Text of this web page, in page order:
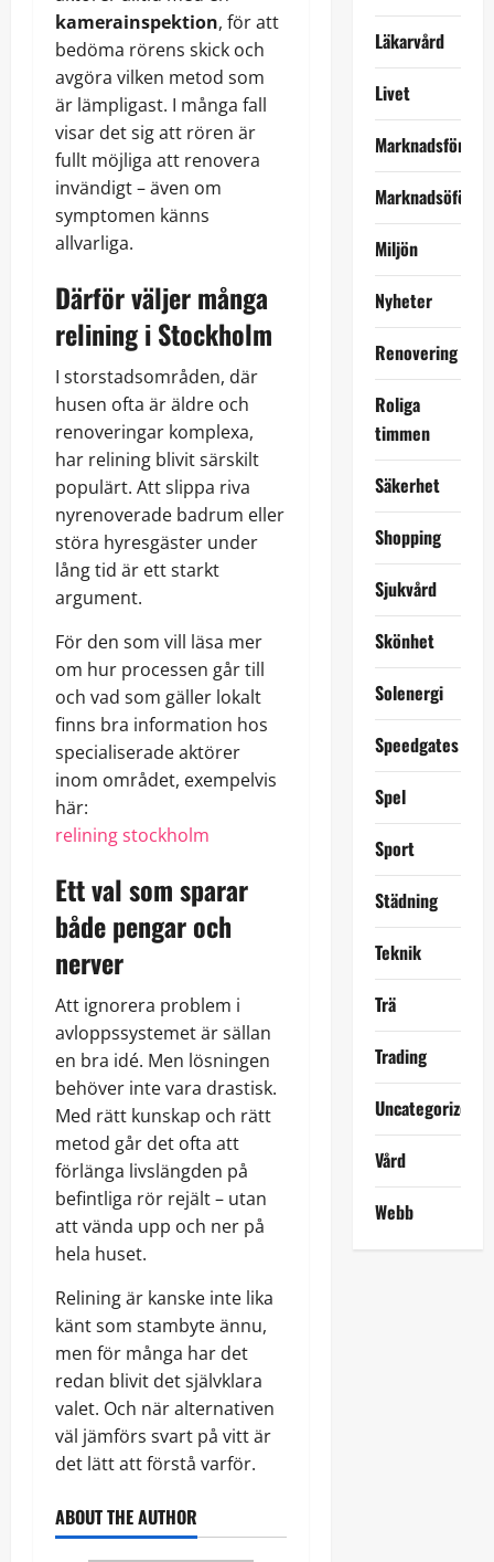
kamerainspektion, för att
bedöma rörens skick och
avgöra vilken metod som
är lämpligast. I många fall
visar det sig att rören är
fullt möjliga att renovera
invändigt – även om
symptomen känns
allvarliga.
Därför väljer många
relining i Stockholm
I storstadsområden, där
husen ofta är äldre och
renoveringar komplexa,
har relining blivit särskilt
populärt. Att slippa riva
nyrenoverade badrum eller
störa hyresgäster under
lång tid är ett starkt
argument.
För den som vill läsa mer
om hur processen går till
och vad som gäller lokalt
finns bra information hos
specialiserade aktörer
inom området, exempelvis
här:
relining stockholm
Ett val som sparar
både pengar och
nerver
Att ignorera problem i
avloppssystemet är sällan
en bra idé. Men lösningen
behöver inte vara drastisk.
Med rätt kunskap och rätt
metod går det ofta att
förlänga livslängden på
befintliga rör rejält – utan
att vända upp och ner på
hela huset.
Relining är kanske inte lika
känt som stambyte ännu,
men för många har det
redan blivit det självklara
valet. Och när alternativen
väl jämförs svart på vitt är
det lätt att förstå varför.
ABOUT THE AUTHOR
Läkarvård
Livet
Marknadsföring
Marknadsöföring
Miljön
Nyheter
Renovering
Roliga
timmen
Säkerhet
Shopping
Sjukvård
Skönhet
Solenergi
Speedgates
Spel
Sport
Städning
Teknik
Trä
Trading
Uncategorized
Vård
Webb